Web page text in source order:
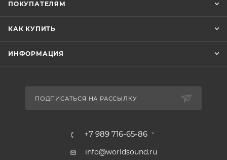
ПОКУПАТЕЛЯМ
КАК КУПИТЬ
ИНФОРМАЦИЯ
ПОДПИСАТЬСЯ НА РАССЫЛКУ
+7 989 716-65-86
info@worldsound.ru